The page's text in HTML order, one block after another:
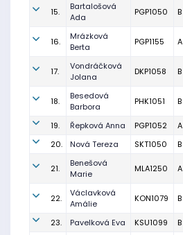
15.
Bartalošová
Ada
PGP1050 B
16.
Mrázková
Berta
PGP1155 A
17.
Vondráčková
Jolana
DKP1058 B
18.
Besedová
Barbora
PHK1051 B
19. Řepková Anna PGP1052 A
20.
Nová Tereza SKT1050 B
21.
Benešová
Marie
MLA1250 A
22.
Václavková
Amálie
KON1079 B
23. Pavelková Eva KSU1099 B